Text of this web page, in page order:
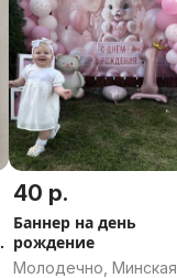
40 р.
Баннер на день
рождение
Молодечно, Минская